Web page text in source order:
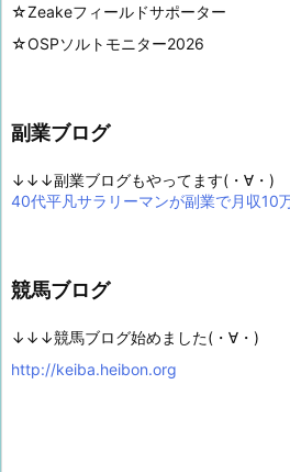
☆Zeakeフィールドサポーター
☆OSPソルトモニター2026
副業ブログ
↓↓↓副業ブログもやってます(・∀・)
40代平凡サラリーマンが副業で月収10
競馬ブログ
↓↓↓競馬ブログ始めました(・∀・)
http://keiba.heibon.org